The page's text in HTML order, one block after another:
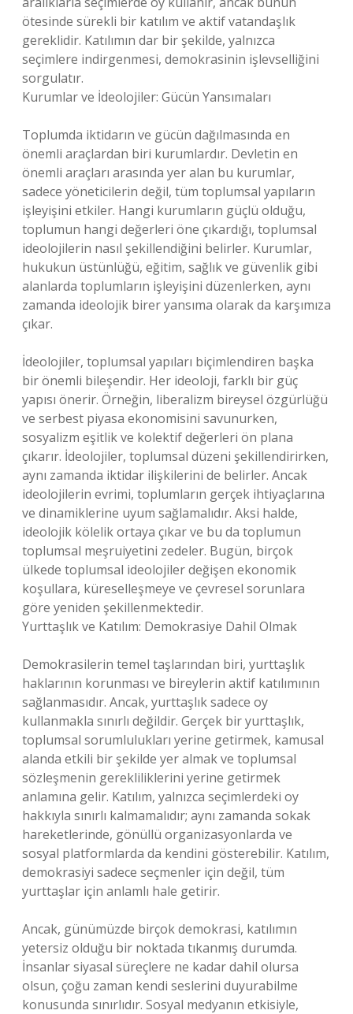
ötesinde sürekli bir katılım ve aktif vatandaşlık
gereklidir. Katılımın dar bir şekilde, yalnızca
seçimlere indirgenmesi, demokrasinin işlevselliğini
sorgulatır.
Kurumlar ve İdeolojiler: Gücün Yansımaları
Toplumda iktidarın ve gücün dağılmasında en
önemli araçlardan biri kurumlardır. Devletin en
önemli araçları arasında yer alan bu kurumlar,
sadece yöneticilerin değil, tüm toplumsal yapıların
işleyişini etkiler. Hangi kurumların güçlü olduğu,
toplumun hangi değerleri öne çıkardığı, toplumsal
ideolojilerin nasıl şekillendiğini belirler. Kurumlar,
hukukun üstünlüğü, eğitim, sağlık ve güvenlik gibi
alanlarda toplumların işleyişini düzenlerken, aynı
zamanda ideolojik birer yansıma olarak da karşımıza
çıkar.
İdeolojiler, toplumsal yapıları biçimlendiren başka
bir önemli bileşendir. Her ideoloji, farklı bir güç
yapısı önerir. Örneğin, liberalizm bireysel özgürlüğü
ve serbest piyasa ekonomisini savunurken,
sosyalizm eşitlik ve kolektif değerleri ön plana
çıkarır. İdeolojiler, toplumsal düzeni şekillendirirken,
aynı zamanda iktidar ilişkilerini de belirler. Ancak
ideolojilerin evrimi, toplumların gerçek ihtiyaçlarına
ve dinamiklerine uyum sağlamalıdır. Aksi halde,
ideolojik kölelik ortaya çıkar ve bu da toplumun
toplumsal meşruiyetini zedeler. Bugün, birçok
ülkede toplumsal ideolojiler değişen ekonomik
koşullara, küreselleşmeye ve çevresel sorunlara
göre yeniden şekillenmektedir.
Yurttaşlık ve Katılım: Demokrasiye Dahil Olmak
Demokrasilerin temel taşlarından biri, yurttaşlık
haklarının korunması ve bireylerin aktif katılımının
sağlanmasıdır. Ancak, yurttaşlık sadece oy
kullanmakla sınırlı değildir. Gerçek bir yurttaşlık,
toplumsal sorumlulukları yerine getirmek, kamusal
alanda etkili bir şekilde yer almak ve toplumsal
sözleşmenin gerekliliklerini yerine getirmek
anlamına gelir. Katılım, yalnızca seçimlerdeki oy
hakkıyla sınırlı kalmamalıdır; aynı zamanda sokak
hareketlerinde, gönüllü organizasyonlarda ve
sosyal platformlarda da kendini gösterebilir. Katılım,
demokrasiyi sadece seçmenler için değil, tüm
yurttaşlar için anlamlı hale getirir.
Ancak, günümüzde birçok demokrasi, katılımın
yetersiz olduğu bir noktada tıkanmış durumda.
İnsanlar siyasal süreçlere ne kadar dahil olursa
olsun, çoğu zaman kendi seslerini duyurabilme
konusunda sınırlıdır. Sosyal medyanın etkisiyle,